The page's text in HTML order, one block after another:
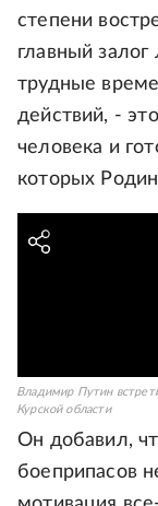
степени
главный
трудные
действий, -
человека и
которых
Владимир Путин
Курской области
Он добавил,
боеприпасов